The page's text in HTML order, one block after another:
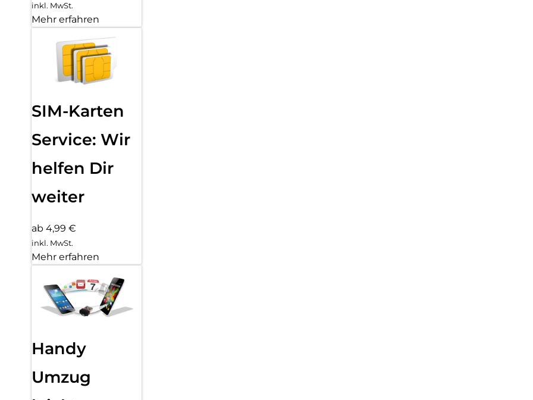
inkl. MwSt.
Mehr erfahren
SIM-Karten
Service: Wir
helfen Dir
weiter
ab 4,99 €
inkl. MwSt.
Mehr erfahren
Handy
Umzug